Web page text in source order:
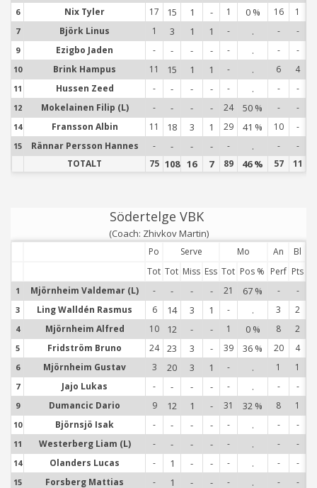
6 Nix Tyler 17 15 1 - 1 0 % 16 1
7 Björk Linus 1 3 1 1 - . - -
9 Ezigbo Jaden - - - - - . - -
10 Brink Hampus 11 15 1 1 - . 6 4
11 Hussen Zeed - - - - - . - -
12 Mokelainen Filip (L) - - - - 24 50 % - -
14 Fransson Albin 11 18 3 1 29 41 % 10 -
15 Rännar Persson Hannes - - - - - . -
-
TOTALT
75 108 16 7 89 46 % 57 11
Södertelge VBK
(Coach: Zhivkov Martin)
Po Serve Mo An
Bl
Tot Tot Miss Ess Tot Pos % Perf Pts
1 Mjörnheim Valdemar (L) - - - - 21 67 % - -
3 Ling Walldén Rasmus 6 14 3 1 - . 3 2
4 Mjörnheim Alfred 10 12 - - 1 0 % 8 2
5 Fridström Bruno 24 23 3 - 39 36 % 20 4
6 Mjörnheim Gustav 3 20 3 1 - . 1 1
7 Jajo Lukas - - - - - . - -
9 Dumancic Dario 9 12 1 - 31 32 % 8 1
10 Björnsjö Isak - - - - - . - -
11 Westerberg Liam (L) - - - - - . - -
14 Olanders Lucas - 1 - - - . - -
15 Forsberg Mattias - 1 - - - . - -